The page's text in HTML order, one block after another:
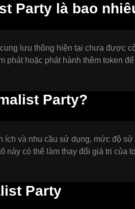
Party là bao
lưu thông hiện tại chưa được
phát hoặc phát hành thêm token
Party?
và nhu cầu sử dụng, mức độ sử
có thể làm thay đổi giá trị của
Party